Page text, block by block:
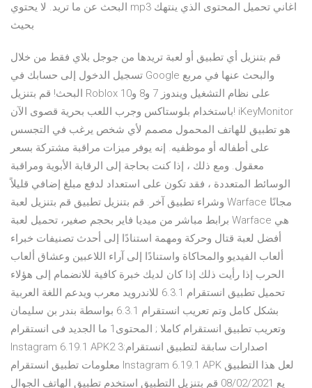
البحث عن ما تريد. لا يحتوي mp3 اغاني تحميل المحتوى الذي ينتهك
بحيث
قم بتنزيل أي تطبيق أو لعبة تريدها من جوجل بلاي فقط من خلال
تسجيل الدخول إلى حسابك في Google والبحث عنها في مربع
البحث! قم بتنزيل Roblox على نظام التشغيل ويندوز 7 و8 و10
باستخدام بلوستاكس وجرب اللعب بحرية قصوى الآن! iKeyMonitor
هو تطبيق للهاتف المحمول مصمم لأي شخص يرغب في التجسس
على أطفاله أو موظفيه. إنه يوفر ميزات مراقبة مشتركة بسعر
معقول. ومع ذلك ، إذا كنت بحاجة إلى الرقابة الأبوية ومراقبة
الوسائط المتعددة ، فقد تكون على استعداد لدفع مبلغ إضافي قليلاً
وشراء تطبيق آخر. قم بتنزيل تطبيق قم بتنزيل لعبة Warface مجانًا
برابط مباشر من ميديا فاير بحجم صغير، تحميل لعبة Warface هي
أفضل لعبة قتال وحركة ومهمة استنادًا إلى أحدث تصنيفات خبراء
ألعاب الفيديو والمحاكاة واستنادًا إلى آراء اللاعبين وعشاق ألعاب
الحرب إذا رأيت ذلك إذا كان لديك خبرة كافية للانضمام إلى هؤلاء
تحميل تطبيق انستقرام 6.3.1 للاندرويد معرب ويدعم اللغة العربية
بشكل كامل وتم تعريب انستقرام 6.3.1 بواسطة بندر بن سليمان
وتعريب تطبيق انستقرام كاملا ; المحتوى1 ما الجديد فى انستقرام
Instagram 6.19.1 APK2 اصدارات سابقة لتطبيق انستقرام:3
معلومات تطبيق انستقرام Instagram 6.19.1 APK لعل هذا التطبيق
يع 08/02/2021 قم بتنزيل التطبيق استخدم تطبيق الهاتف الجوال